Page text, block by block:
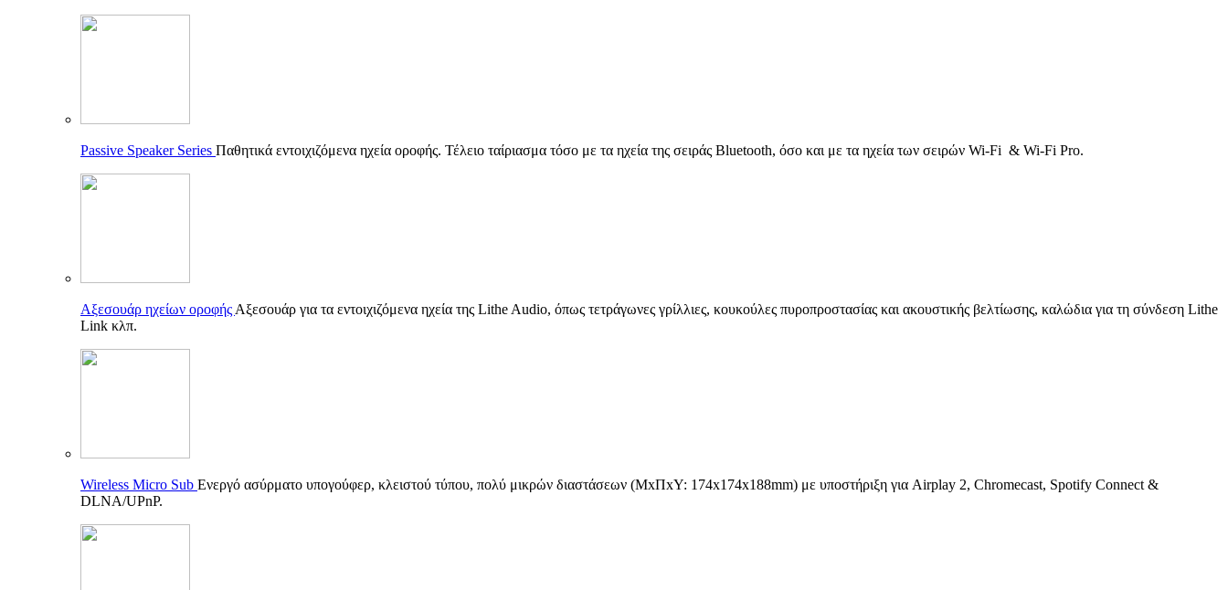
Passive Speaker Series Παθητικά εντοιχιζόμενα ηχεία οροφής. Τέλειο ταίριασμα τόσο με τα ηχεία της σειράς Bluetooth, όσο και με τα ηχεία των σειρών Wi-Fi & Wi-Fi Pro.
Αξεσουάρ ηχείων οροφής Αξεσουάρ για τα εντοιχιζόμενα ηχεία της Lithe Audio, όπως τετράγωνες γρίλλιες, κουκούλες πυροπροστασίας και ακουστικής βελτίωσης, καλώδια για τη σύνδεση Lithe
Link κλπ.
Wireless Micro Sub Ενεργό ασύρματο υπογούφερ, κλειστού τύπου, πολύ μικρών διαστάσεων (ΜxΠxΥ: 174x174x188mm) με υποστήριξη για Airplay 2, Chromecast, Spotify Connect &
DLNA/UPnP.